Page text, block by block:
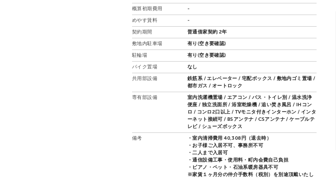
概算初期費用 -
めやす賃料 -
契約期間 普通借家契約 2年
敷地内駐車場 有り(空き要確認)
駐輪場 有り(空き要確認)
バイク置場 なし
共用部設備
鉄筋系 / エレベーター / 宅配ボックス / 敷地内ゴミ置場 /
都市ガス / オートロック
専有部設備
室内洗濯機置場 / エアコン / バス・トイレ別 / 温水洗浄
便座 / 独立洗面所 / 浴室乾燥機 / 追い焚き風呂 / IHコン
ロ / コンロ2口以上 / TVモニタ付きインターホン / インタ
ーネット接続可 / BSアンテナ / CSアンテナ / ケーブルテ
レビ / シューズボックス
備考
・室内清掃費用 40,308円（退去時）
・お子様ご入居不可、事務所不可
・二人まで入居可
・通信設備工事・使用料・町内会費自己負担
・ピアノ・ペット・石油系暖房器具不可
※家賃１ヶ月分の仲介手数料（税別）を別途頂戴いたし